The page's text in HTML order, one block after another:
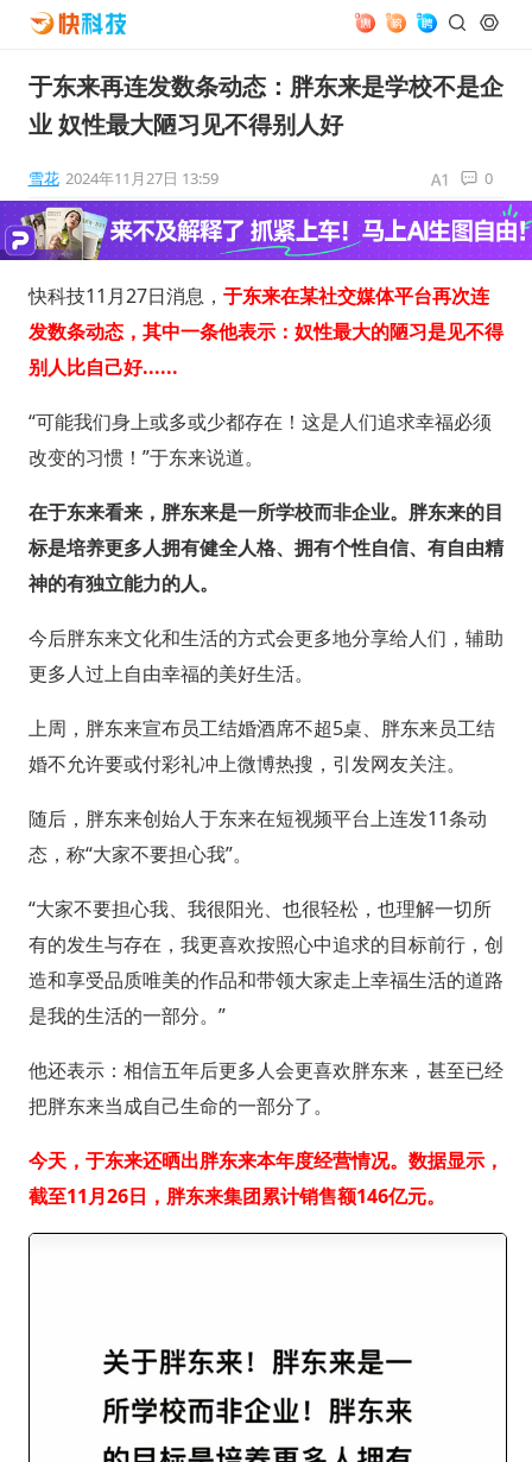
于东来再连发数条动态：胖东来是学校不是企
业 奴性最大陋习见不得别人好
雪花 2024年11月27日 13:59 0
快科技11月27日消息， 于东来在某社交媒体平台再次连
发数条动态，其中一条他表示：奴性最大的陋习是见不得
别人比自己好......
“可能我们身上或多或少都存在！这是人们追求幸福必须
改变的习惯！”于东来说道。
在于东来看来，胖东来是一所学校而非企业。胖东来的目
标是培养更多人拥有健全人格、拥有个性自信、有自由精
神的有独立能力的人。
今后胖东来文化和生活的方式会更多地分享给人们，辅助
更多人过上自由幸福的美好生活。
上周，胖东来宣布员工结婚酒席不超5桌、胖东来员工结
婚不允许要或付彩礼冲上微博热搜，引发网友关注。
随后，胖东来创始人于东来在短视频平台上连发11条动
态，称“大家不要担心我”。
“大家不要担心我、我很阳光、也很轻松，也理解一切所
有的发生与存在，我更喜欢按照心中追求的目标前行，创
造和享受品质唯美的作品和带领大家走上幸福生活的道路
是我的生活的一部分。”
他还表示：相信五年后更多人会更喜欢胖东来，甚至已经
把胖东来当成自己生命的一部分了。
今天，于东来还晒出胖东来本年度经营情况。数据显示，
截至11月26日，胖东来集团累计销售额146亿元。